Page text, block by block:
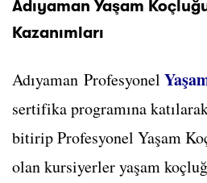
Adıyaman Yaşam
Kazanımları
Adıyaman Profesyonel
sertifika programına
bitirip Profesyonel Yaşam
olan kursiyerler yaşam